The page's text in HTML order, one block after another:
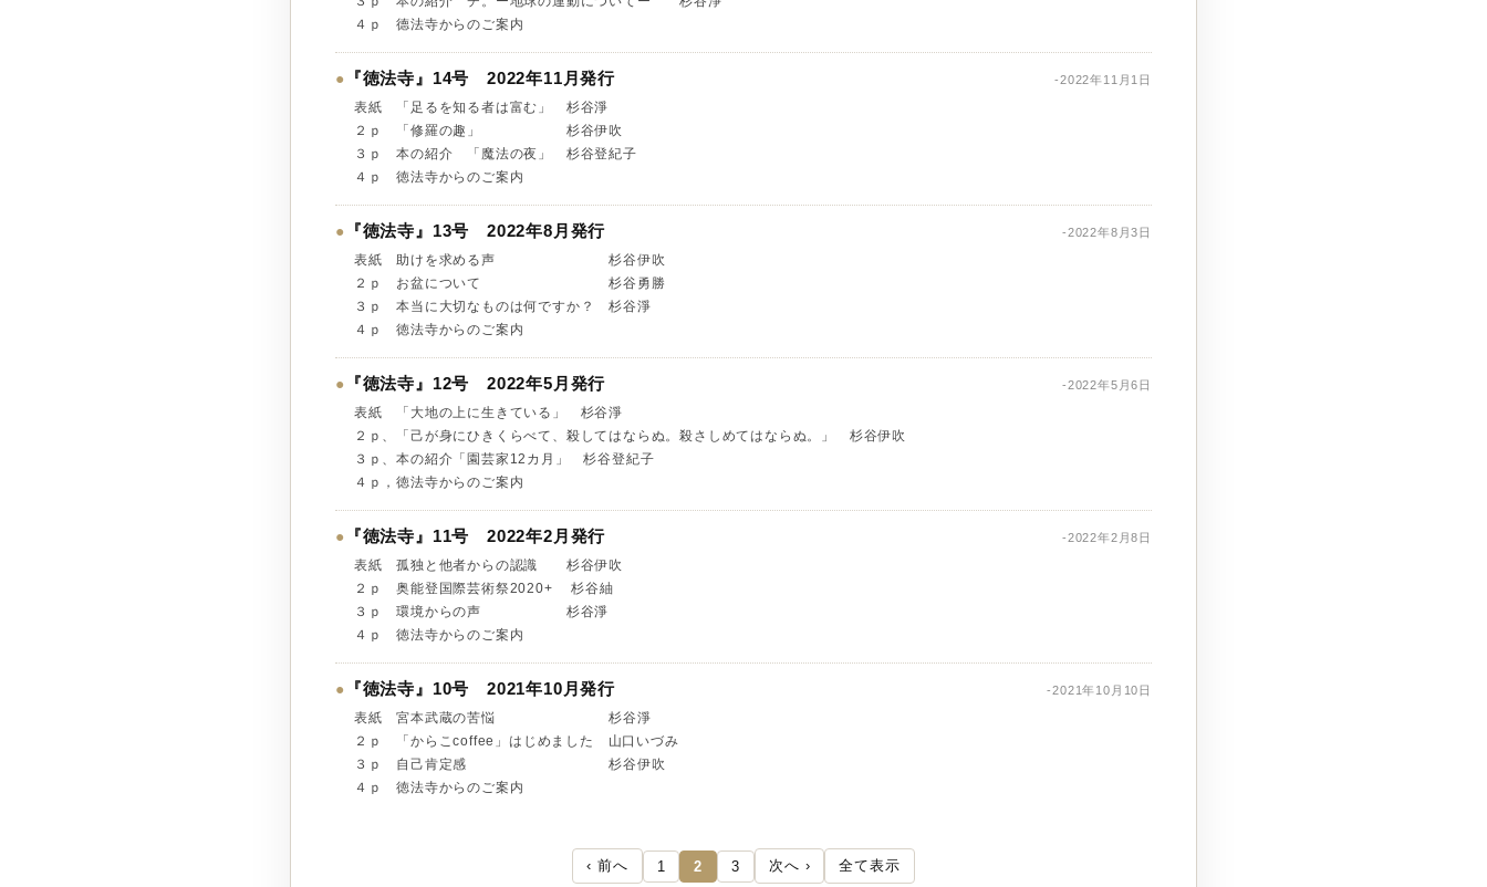
４ｐ 德法寺からのご案内
● 『徳法寺』14号 2022年11月発行 -2022年11月1日
表紙 「足るを知る者は富む」 杉谷淨
２ｐ 「修羅の趣」 杉谷伊吹
３ｐ 本の紹介 「魔法の夜」 杉谷登紀子
４ｐ 徳法寺からのご案内
● 『徳法寺』13号 2022年8月発行 -2022年8月3日
表紙 助けを求める声 杉谷伊吹
２ｐ お盆について 杉谷勇勝
３ｐ 本当に大切なものは何ですか？ 杉谷淨
４ｐ 徳法寺からのご案内
● 『徳法寺』12号 2022年5月発行 -2022年5月6日
表紙 「大地の上に生きている」 杉谷淨
２ｐ、「己が身にひきくらべて、殺してはならぬ。殺さしめてはならぬ。」 杉谷伊吹
３ｐ、本の紹介「園芸家12カ月」 杉谷登紀子
４ｐ，徳法寺からのご案内
● 『徳法寺』11号 2022年2月発行 -2022年2月8日
表紙 孤独と他者からの認識 杉谷伊吹
２ｐ 奥能登国際芸術祭2020+ 杉谷紬
３ｐ 環境からの声 杉谷淨
４ｐ 徳法寺からのご案内
● 『徳法寺』10号 2021年10月発行 -2021年10月10日
表紙 宮本武蔵の苦悩 杉谷淨
２ｐ 「からこcoffee」はじめました 山口いづみ
３ｐ 自己肯定感 杉谷伊吹
４ｐ 徳法寺からのご案内
‹ 前へ 1 2 3 次へ › 全て表示